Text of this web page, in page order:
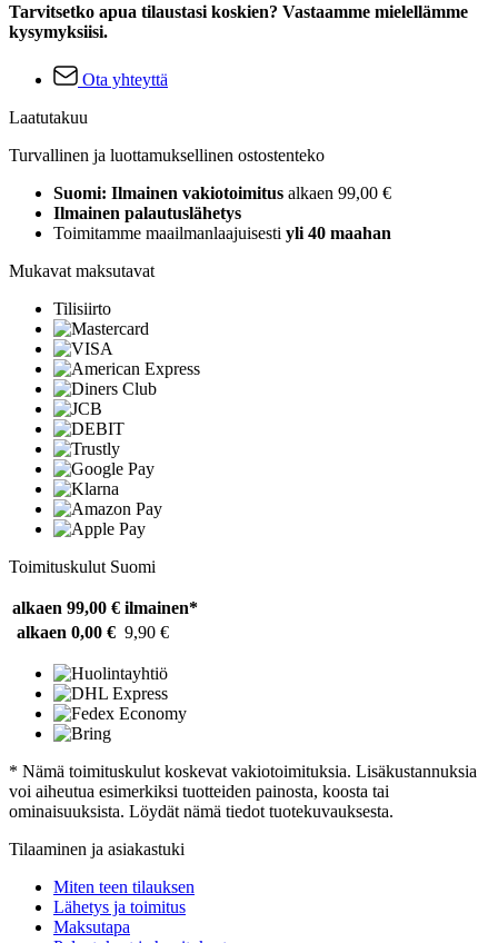
Tarvitsetko apua tilaustasi koskien? Vastaamme mielellämme
kysymyksiisi.
Ota yhteyttä
Laatutakuu
Turvallinen ja luottamuksellinen ostostenteko
Suomi: Ilmainen vakiotoimitus alkaen 99,00 €
Ilmainen palautuslähetys
Toimitamme maailmanlaajuisesti yli 40 maahan
Mukavat maksutavat
Tilisiirto
Toimituskulut Suomi
alkaen 99,00 € ilmainen*
alkaen 0,00 € 9,90 €
* Nämä toimituskulut koskevat vakiotoimituksia. Lisäkustannuksia
voi aiheutua esimerkiksi tuotteiden painosta, koosta tai
ominaisuuksista. Löydät nämä tiedot tuotekuvauksesta.
Tilaaminen ja asiakastuki
Miten teen tilauksen
Lähetys ja toimitus
Maksutapa